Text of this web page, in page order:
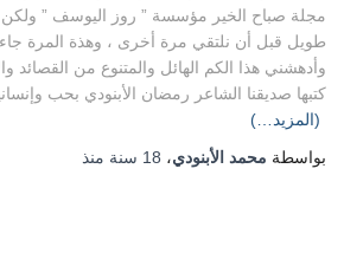
مجلة صباح الخير مؤسسة ” روز اليوسف ”
طويل قبل أن نلتقي مرة أخرى ، وهذة المرة
وأدهشني هذا الكم الهائل والمتنوع من القصائد
كتبها صديقنا الشاعر رمضان الأبنودي بحب
(المزيد…)
بواسطة محمد الأبنودي، 18 سنة منذ